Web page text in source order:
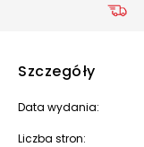
Szczegóły
Data wydania:
Liczba stron: